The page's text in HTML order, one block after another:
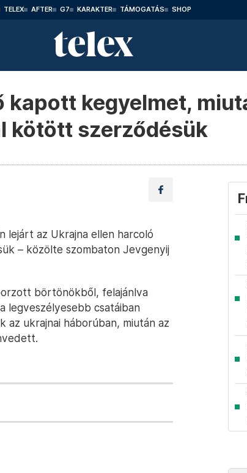
TELEX AFTER G7 KARAKTER TÁMOGATÁS SHOP
kapott kegyelmet,
kötött szerződésük
lejárt az Ukrajna ellen harcoló
– közölte szombaton Jevgenyij
börtönökből, felajánlva
legveszélyesebb csatáiban
az ukrajnai háborúban, miután az